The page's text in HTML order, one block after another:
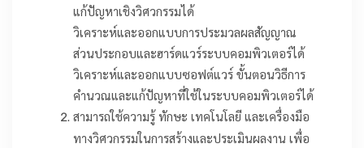
แก้ปัญหาเชิงวิศวกรรมได้
วิเคราะห์และออกแบบการประมวลผลสัญญาณ
ส่วนประกอบและฮาร์ดแวร์ระบบคอมพิวเตอร์ได้
วิเคราะห์และออกแบบซอฟต์แวร์ ขั้นตอนวิธีการ
คำนวณและแก้ปัญหาที่ใช้ในระบบคอมพิวเตอร์ได้
สามารถใช้ความรู้ ทักษะ เทคโนโลยี และเครื่องมือ
ทางวิศวกรรมในการสร้างและประเมินผลงาน เพื่อ